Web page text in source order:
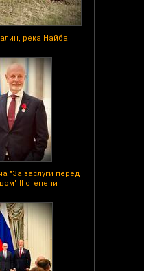
река Найба
"За заслуги перед
II степени